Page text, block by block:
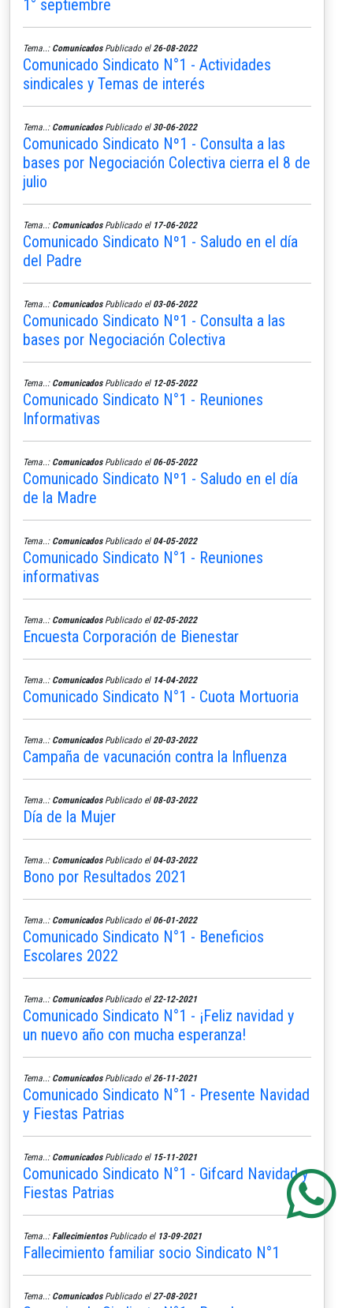
1° septiembre
Tema..: ComunicadosPublicado el 26-08-2022
Comunicado Sindicato N°1 - Actividades
sindicales y Temas de interés
Tema..: ComunicadosPublicado el 30-06-2022
Comunicado Sindicato Nº1 - Consulta a las
bases por Negociación Colectiva cierra el 8 de
julio
Tema..: ComunicadosPublicado el 17-06-2022
Comunicado Sindicato Nº1 - Saludo en el día
del Padre
Tema..: ComunicadosPublicado el 03-06-2022
Comunicado Sindicato Nº1 - Consulta a las
bases por Negociación Colectiva
Tema..: ComunicadosPublicado el 12-05-2022
Comunicado Sindicato N°1 - Reuniones
Informativas
Tema..: ComunicadosPublicado el 06-05-2022
Comunicado Sindicato Nº1 - Saludo en el día
de la Madre
Tema..: ComunicadosPublicado el 04-05-2022
Comunicado Sindicato N°1 - Reuniones
informativas
Tema..: ComunicadosPublicado el 02-05-2022
Encuesta Corporación de Bienestar
Tema..: ComunicadosPublicado el 14-04-2022
Comunicado Sindicato N°1 - Cuota Mortuoria
Tema..: ComunicadosPublicado el 20-03-2022
Campaña de vacunación contra la Influenza
Tema..: ComunicadosPublicado el 08-03-2022
Día de la Mujer
Tema..: ComunicadosPublicado el 04-03-2022
Bono por Resultados 2021
Tema..: ComunicadosPublicado el 06-01-2022
Comunicado Sindicato N°1 - Beneficios
Escolares 2022
Tema..: ComunicadosPublicado el 22-12-2021
Comunicado Sindicato N°1 - ¡Feliz navidad y
un nuevo año con mucha esperanza!
Tema..: ComunicadosPublicado el 26-11-2021
Comunicado Sindicato N°1 - Presente Navidad
y Fiestas Patrias
Tema..: ComunicadosPublicado el 15-11-2021
Comunicado Sindicato N°1 - Gifcard Navidad y
Fiestas Patrias
Tema..: FallecimientosPublicado el 13-09-2021
Fallecimiento familiar socio Sindicato N°1
Tema..: ComunicadosPublicado el 27-08-2021